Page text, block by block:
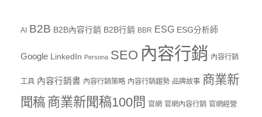
AI B2B B2B內容行銷 B2B行銷 BBR ESG ESG分析師
Google LinkedIn Persona SEO 內容行銷 內容行銷
工具 內容行銷書 內容行銷策略 內容行銷趨勢 品牌故事 商業新
聞稿 商業新聞稿100問 官網 官網內容行銷 官網經營